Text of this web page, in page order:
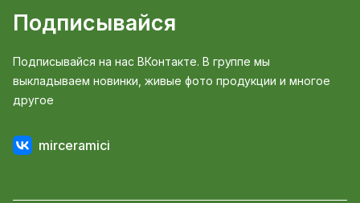
Подписывайся
Подписывайся на нас ВКонтакте. В группе мы
выкладываем новинки, живые фото продукции и многое
другое
mirceramici